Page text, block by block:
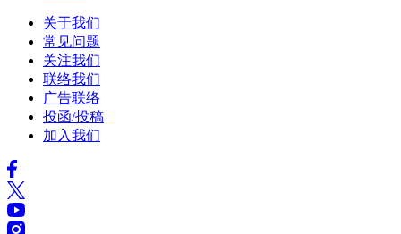
关于我们
常见问题
关注我们
联络我们
广告联络
投函/投稿
加入我们